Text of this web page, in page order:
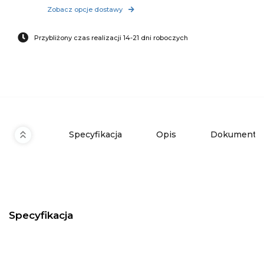
Zobacz opcje dostawy
Przybliżony czas realizacji 14-21 dni roboczych
Specyfikacja Opis Dokumenty
Specyfikacja